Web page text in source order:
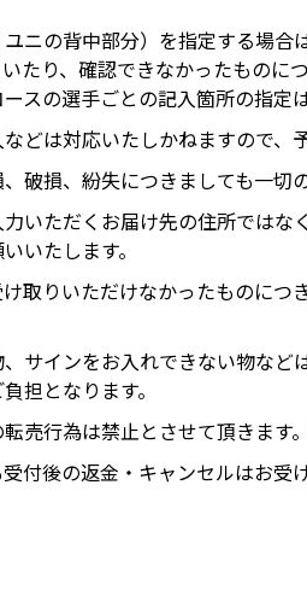
ニの背中部分）を指定する場合
たり、確認できなかったもの
スの選手ごとの記入箇所の指定
どは対応いたしかねますので、
破損、紛失につきましても一切
いただくお届け先の住所ではな
いたします。
取りいただけなかったものにつ
サインをお入れできない物など
担となります。
売行為は禁止とさせて頂きます
付後の返金・キャンセルはお受